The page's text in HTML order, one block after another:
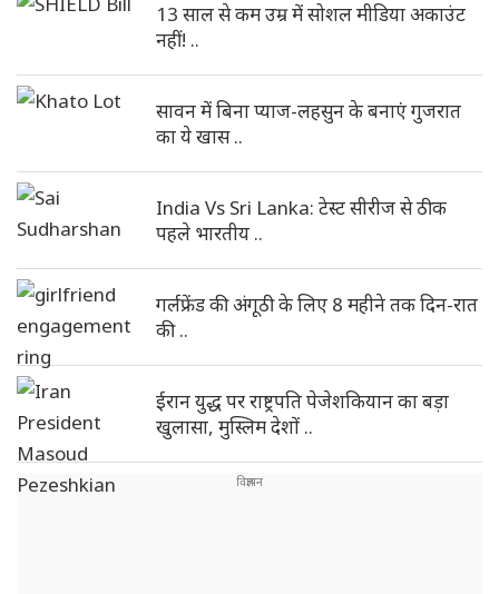
13 साल से कम उम्र में सोशल मीडिया अकाउंट
नहीं! ..
सावन में बिना प्याज-लहसुन के बनाएं गुजरात
का ये खास ..
India Vs Sri Lanka: टेस्ट सीरीज से ठीक
पहले भारतीय ..
गर्लफ्रेंड की अंगूठी के लिए 8 महीने तक दिन-रात
की ..
ईरान युद्ध पर राष्ट्रपति पेजेशकियान का बड़ा
खुलासा, मुस्लिम देशों ..